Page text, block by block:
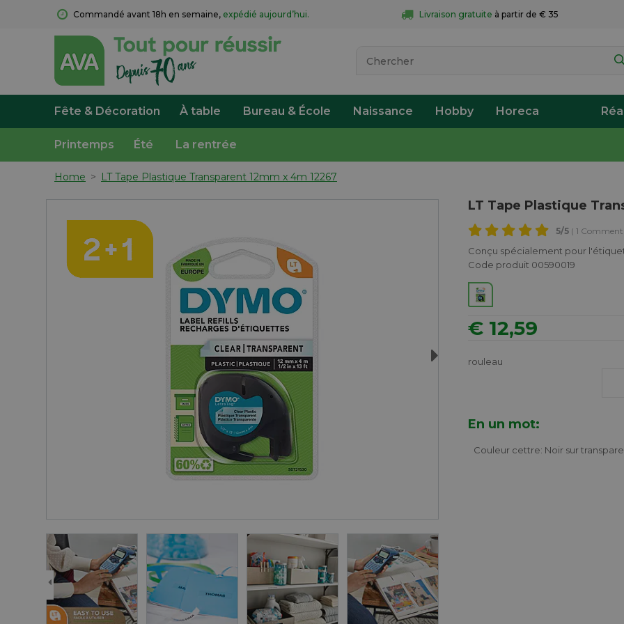
Commandé avant 18h en semaine, expédié aujourd’hui. Livraison gratuite à partir de € 35
Fête & Décoration À table Bureau & École Naissance Hobby Horeca
Printemps Été La rentrée
Home > LT Tape Plastique Transparent 12mm x 4m 12267
Next
LT Tape Plastique
5/5 ( 1
Conçu spécialement pour
Code produit 00590019
€ 12,59
rouleau
En un mot:
Couleur cettre: Noir sur